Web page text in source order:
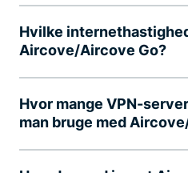
Hvilke
Aircove/Aircove Go?
Hvor mange VPN-
man bruge med